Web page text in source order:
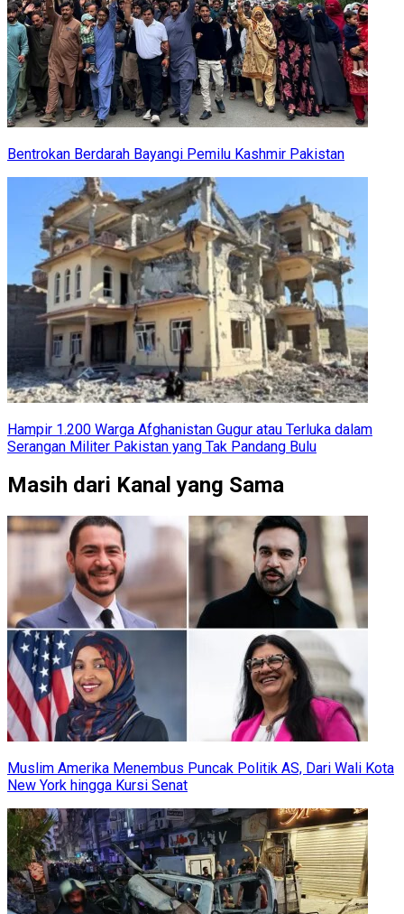
Bentrokan Berdarah Bayangi Pemilu Kashmir Pakistan
Hampir 1.200 Warga Afghanistan Gugur atau Terluka dalam
Serangan Militer Pakistan yang Tak Pandang Bulu
Masih dari Kanal yang Sama
Muslim Amerika Menembus Puncak Politik AS, Dari Wali Kota
New York hingga Kursi Senat